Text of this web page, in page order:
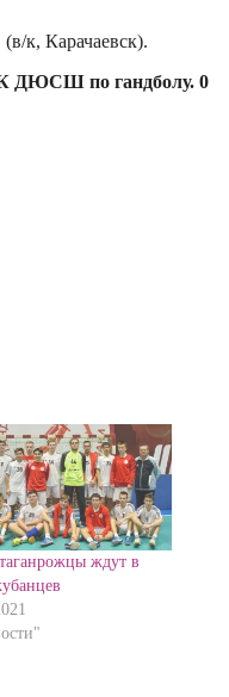
к, Карачаевск).
ДЮСШ по гандболу. 0
ждут в